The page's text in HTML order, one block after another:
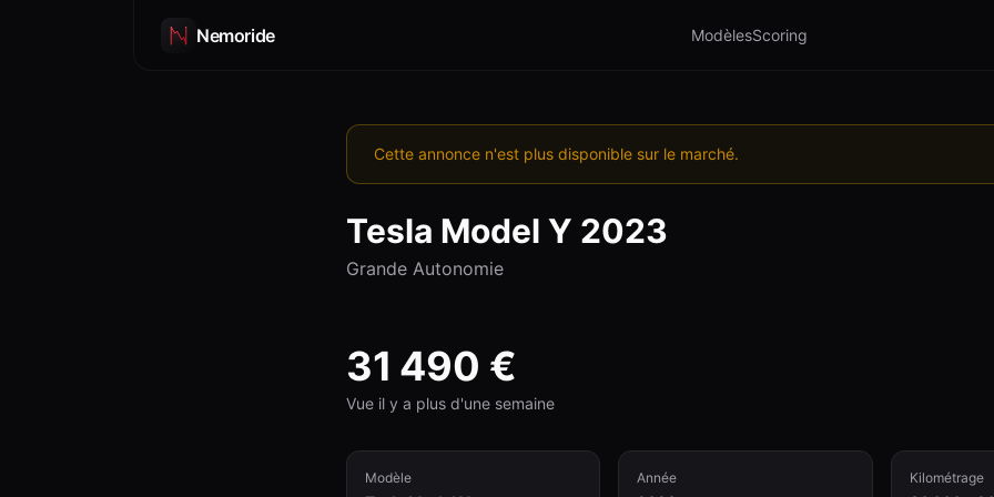
Nemoride ModèlesScoring
Cette annonce n'est plus disponible sur le marché.
Tesla Model Y 2023
Grande Autonomie
31 490 €
Vue il y a plus d'une semaine
Modèle Année Kilométrage